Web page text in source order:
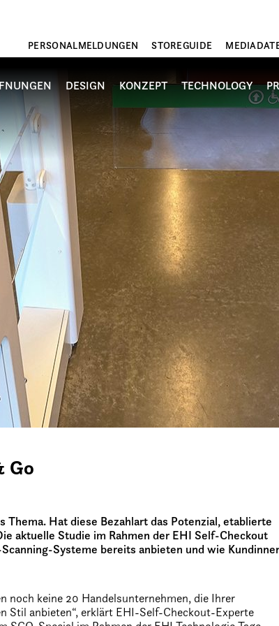
PERSONALMELDUNGEN STOREGUIDE
DESIGN KONZEPT TECHNOLOGY
Go
Hat diese Bezahlart das Potenzial, etablierte
aktuelle Studie im Rahmen der EHI Self-Checkout
Systeme bereits anbieten und wie
noch keine 20 Handelsunternehmen, die Ihrer
Stil anbieten“, erklärt EHI-Self-Checkout-Experte